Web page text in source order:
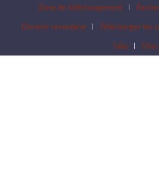
Zone de téléchargement
Devenir revendeur
Télécharger les
Jobs
Sites